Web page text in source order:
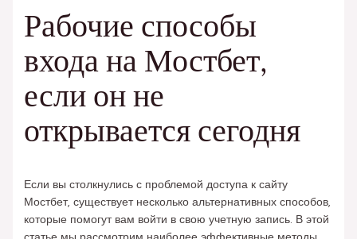
Рабочие способы
входа на Мостбет,
если он не
открывается сегодня
Если вы столкнулись с проблемой доступа к сайту
Мостбет, существует несколько альтернативных способов,
которые помогут вам войти в свою учетную запись. В этой